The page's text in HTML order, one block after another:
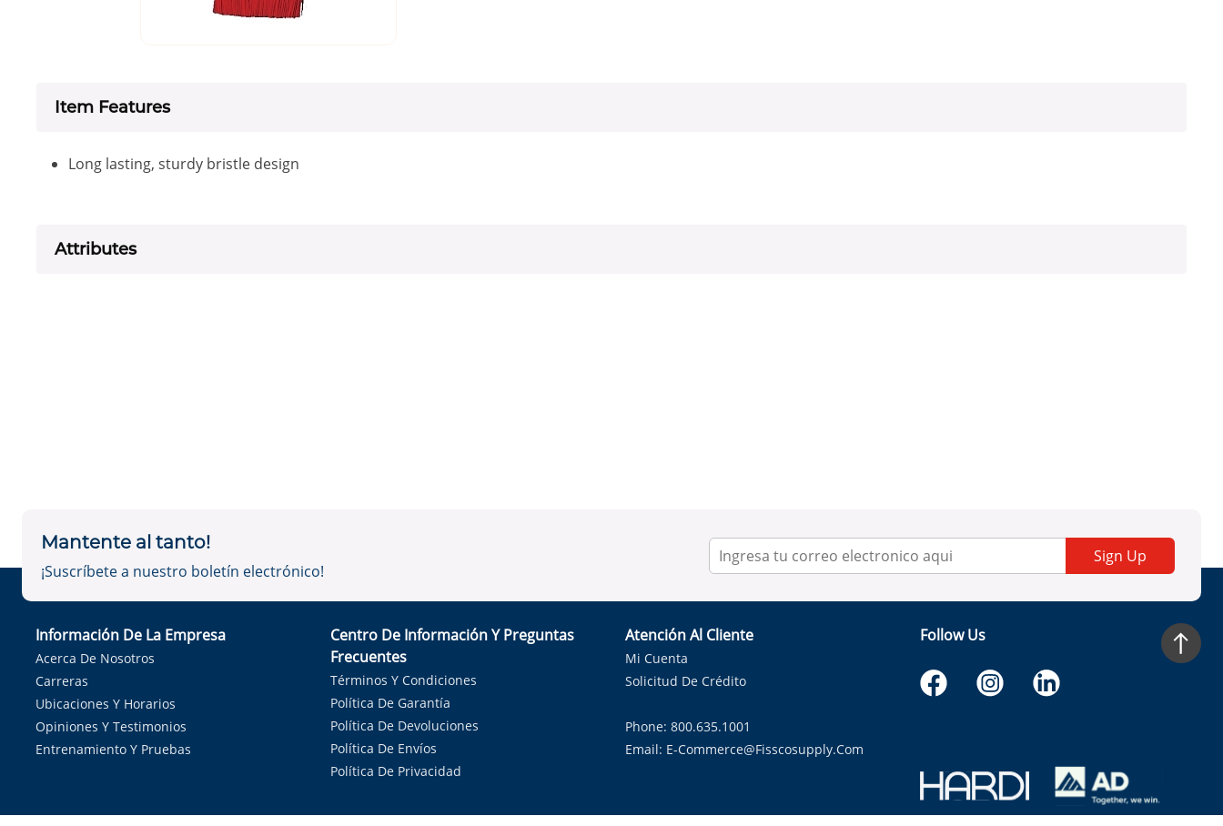
Item Features
Long lasting, sturdy bristle design
Attributes
Mantente al tanto!
¡Suscríbete a nuestro boletín electrónico!
Sign Up
Información De La Empresa
Acerca De Nosotros
Carreras
Ubicaciones Y Horarios
Opiniones Y Testimonios
Entrenamiento Y Pruebas
Centro De Información Y Preguntas
Frecuentes
Términos Y Condiciones
Política De Garantía
Política De Devoluciones
Política De Envíos
Política De Privacidad
Atención Al Cliente
Mi Cuenta
Solicitud De Crédito
Phone: 800.635.1001
Email: E-Commerce@fisscosupply.com
Follow Us